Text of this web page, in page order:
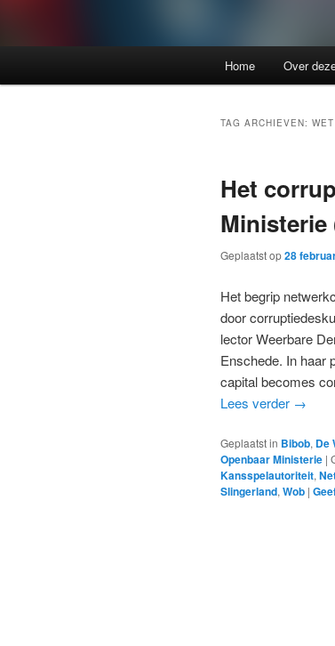
Home Over
TAG ARCHIEVEN:
Het
Ministerie
Geplaatst op28
Het begrip
door
lector Weerbare
Enschede. In haar
capital becomes
Lees verder →
Geplaatst in Bibob, De
Openbaar Ministerie |
Kansspelautoriteit,
Slingerland, Wob |